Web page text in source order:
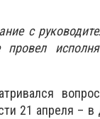
с
провел
21 апреля –